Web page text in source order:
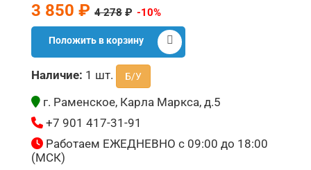
3 850 ₽ 4 278 ₽ -10%
Положить в корзину
Наличие: 1 шт. Б/У
г. Раменское, Карла Маркса, д.5
+7 901 417-31-91
Работаем ЕЖЕДНЕВНО с 09:00 до 18:00
(МСК)